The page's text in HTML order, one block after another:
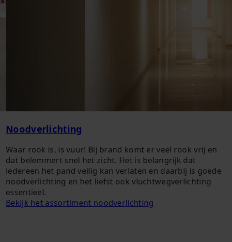
Noodverlichting
Waar rook is, is vuur! Bij brand komt er veel rook vrij en
dat belemmert snel het zicht. Het is belangrijk dat
iedereen het pand veilig kan verlaten en daarbij is goede
noodverlichting en het liefst ook vluchtwegverlichting
essentieel.
Bekijk het assortiment noodverlichting